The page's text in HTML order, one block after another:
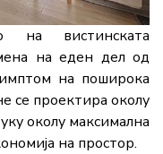
на вистинската
на еден дел од
на поширока
се проектира околу
околу максимална
на простор.